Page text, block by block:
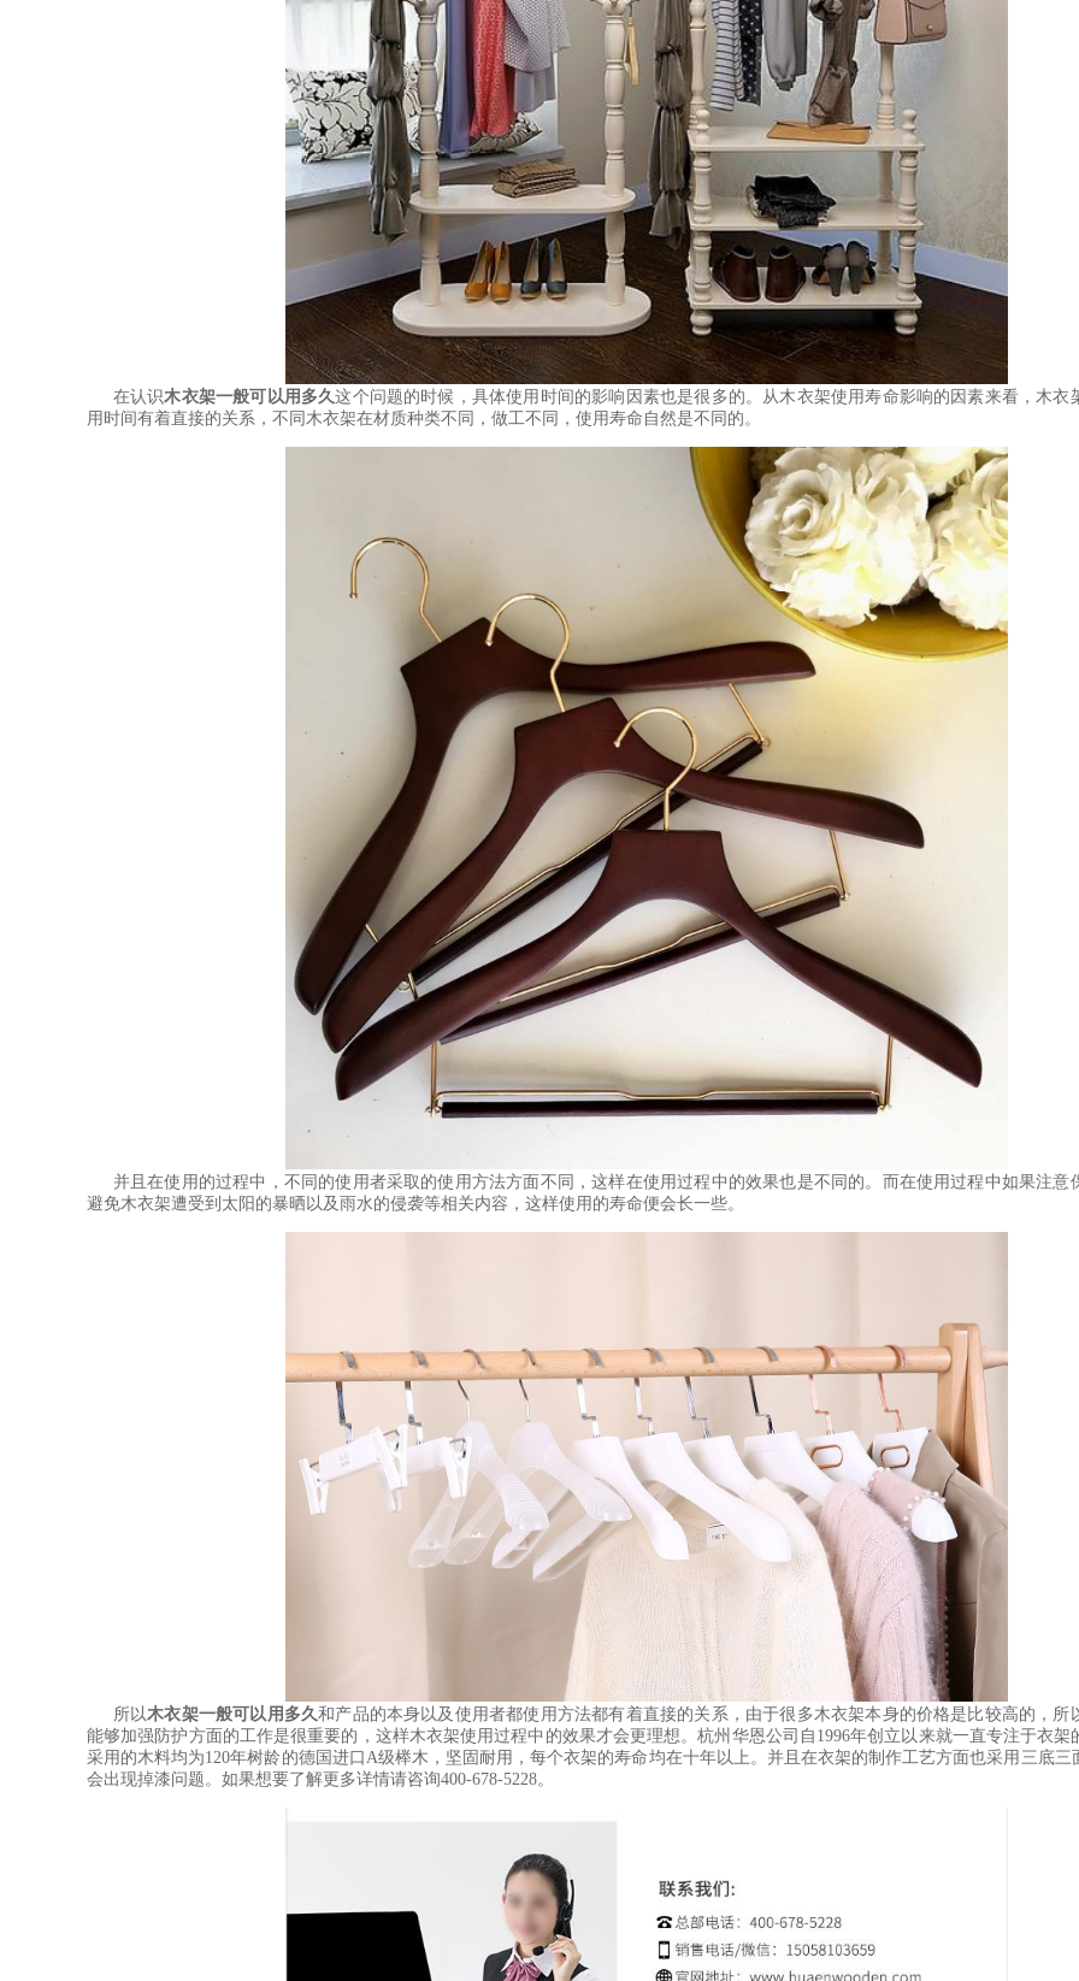
在认识木衣架一般可以用多久这个问题的时候，具体使用时间的影响因素也是很多的。从木衣架使用寿命影响的因素来看，木衣
用时间有着直接的关系，不同木衣架在材质种类不同，做工不同，使用寿命自然是不同的。
并且在使用的过程中，不同的使用者采取的使用方法方面不同，这样在使用过程中的效果也是不同的。而在使用过程中如果注意
避免木衣架遭受到太阳的暴晒以及雨水的侵袭等相关内容，这样使用的寿命便会长一些。
所以木衣架一般可以用多久和产品的本身以及使用者都使用方法都有着直接的关系，由于很多木衣架本身的价格是比较高的，所
能够加强防护方面的工作是很重要的，这样木衣架使用过程中的效果才会更理想。杭州华恩公司自1996年创立以来就一直专注于衣架
采用的木料均为120年树龄的德国进口A级榉木，坚固耐用，每个衣架的寿命均在十年以上。并且在衣架的制作工艺方面也采用三底三
会出现掉漆问题。如果想要了解更多详情请咨询400-678-5228。